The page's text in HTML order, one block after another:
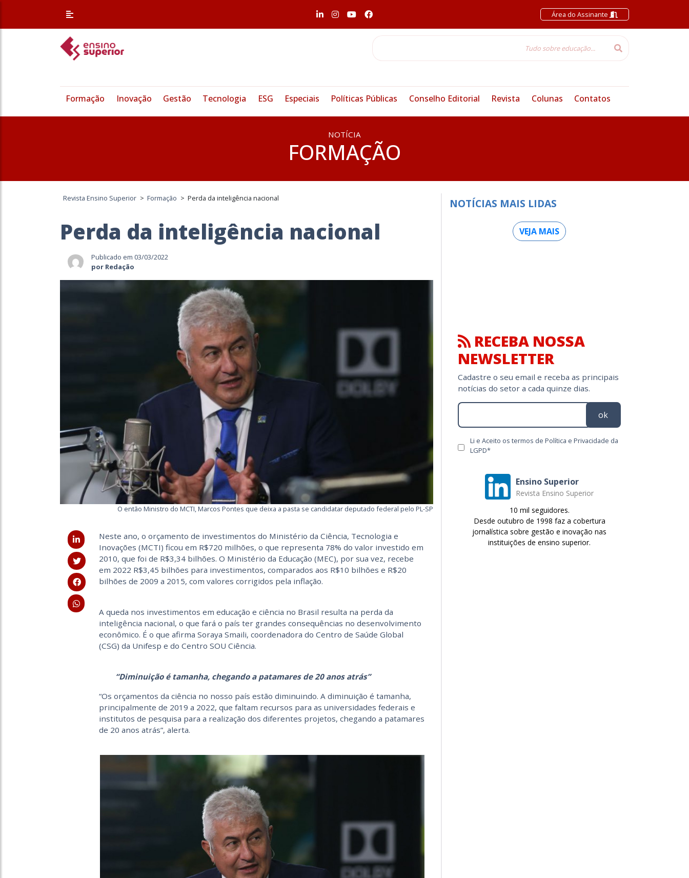
Área do Assinante
Formação Inovação Gestão Tecnologia ESG Especiais Políticas Públicas Conselho Editorial Revista Colunas Contatos
NOTÍCIA
FORMAÇÃO
Revista Ensino Superior > Formação > Perda da inteligência nacional
Perda da inteligência nacional
Publicado em 03/03/2022
por Redação
O então Ministro do MCTI, Marcos Pontes que deixa a pasta se candidatar deputado federal pelo PL-SP
Neste ano, o orçamento de investimentos do Ministério da Ciência, Tecnologia e
Inovações (MCTI) ficou em R$720 milhões, o que representa 78% do valor investido em
2010, que foi de R$3,34 bilhões. O Ministério da Educação (MEC), por sua vez, recebe
em 2022 R$3,45 bilhões para investimentos, comparados aos R$10 bilhões e R$20
bilhões de 2009 a 2015, com valores corrigidos pela inflação.
A queda nos investimentos em educação e ciência no Brasil resulta na perda da
inteligência nacional, o que fará o país ter grandes consequências no desenvolvimento
econômico. É o que afirma Soraya Smaili, coordenadora do Centro de Saúde Global
(CSG) da Unifesp e do Centro SOU Ciência.
“Diminuição é tamanha, chegando a patamares de 20 anos atrás”
“Os orçamentos da ciência no nosso país estão diminuindo. A diminuição é tamanha,
principalmente de 2019 a 2022, que faltam recursos para as universidades federais e
institutos de pesquisa para a realização dos diferentes projetos, chegando a patamares
de 20 anos atrás”, alerta.
NOTÍCIAS MAIS LIDAS
VEJA MAIS
RECEBA NOSSA
NEWSLETTER
Cadastre o seu email e receba as principais
notícias do setor a cada quinze dias.
ok
Li e Aceito os termos de Política e Privacidade da
LGPD*
Ensino Superior
Revista Ensino Superior
10 mil seguidores.
Desde outubro de 1998 faz a cobertura
jornalística sobre gestão e inovação nas
instituições de ensino superior.